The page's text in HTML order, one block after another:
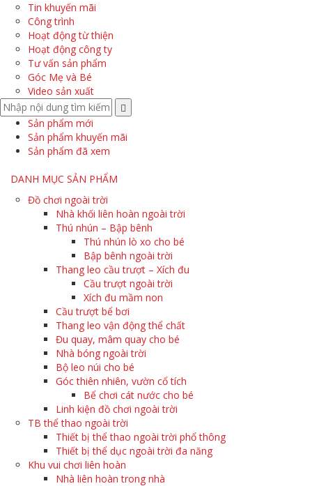
Tin khuyến mãi
Công trình
Hoạt động từ thiện
Hoạt động công ty
Tư vấn sản phẩm
Góc Mẹ và Bé
Video sản xuất
Sản phẩm mới
Sản phẩm khuyến mãi
Sản phẩm đã xem
DANH MỤC SẢN PHẨM
Đồ chơi ngoài trời
Nhà khối liên hoàn ngoài trời
Thú nhún – Bập bênh
Thú nhún lò xo cho bé
Bập bênh ngoài trời
Thang leo cầu trượt – Xích đu
Cầu trượt ngoài trời
Xích đu mầm non
Cầu trượt bể bơi
Thang leo vận động thể chất
Đu quay, mâm quay cho bé
Nhà bóng ngoài trời
Bộ leo núi cho bé
Góc thiên nhiên, vườn cổ tích
Bể chơi cát nước cho bé
Linh kiện đồ chơi ngoài trời
TB thể thao ngoài trời
Thiết bị thể thao ngoài trời phổ thông
Thiết bị thể dục ngoài trời đa năng
Khu vui chơi liên hoàn
Nhà liên hoàn trong nhà